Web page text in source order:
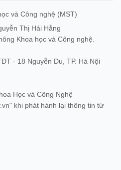
và Công nghệ (MST)
Thị Hải Hằng
Khoa học và Công nghệ.
- 18 Nguyễn Du, TP. Hà Nội
Học và Công Nghệ
khi phát hành lại thông tin từ